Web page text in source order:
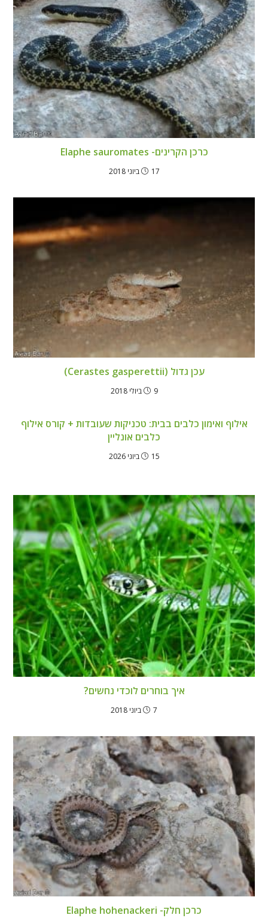
כרכן הקרינים- Elaphe sauromates
17 ביוני 2018
עכן גדול (Cerastes gasperettii)
9 ביולי 2018
אילוף ואימון כלבים בבית: טכניקות שעובדות + קורס אילוף
כלבים אונליין
15 ביוני 2026
איך בוחרים לוכדי נחשים?
7 ביוני 2018
כרכן חלק- Elaphe hohenackeri